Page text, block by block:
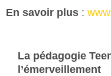
En savoir plus :
La pédagogie
l’émerveillement